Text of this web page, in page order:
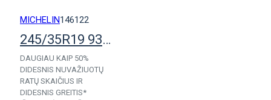
MICHELIN146122
245/35R19 93Y Michelin Pilot Sport Cup2
DAUGIAU KAIP 50%
DIDESNIS NUVAŽIUOTŲ
RATŲ SKAIČIUS IR
DIDESNIS GREITIS*